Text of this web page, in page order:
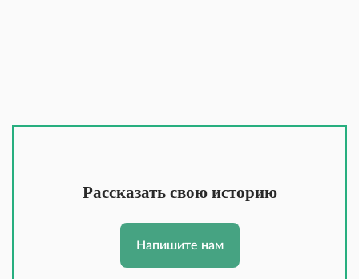
Рассказать свою историю
Напишите нам